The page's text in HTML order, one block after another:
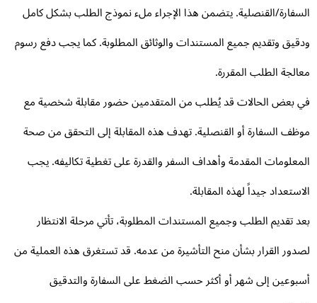
القنصلية. يتضمن هذا الإجراء ملء نموذج الطلب بشكل كامل
وتقديم جميع المستندات والوثائق المطلوبة. كما يجب دفع رسوم
الطلب المقررة.
بعض الحالات قد يُطلب من المتقدمين حضور مقابلة شخصية مع
السفارة أو القنصلية. تهدف هذه المقابلة إلى التحقق من صحة
المقدمة وأهداف السفر والقدرة على تغطية تكاليفه. يجب
جيداً لهذه المقابلة.
تقديم الطلب وجميع المستندات المطلوبة، تأتي مرحلة الانتظار
القرار بشأن منح التأشيرة من عدمه. قد تستغرق هذه العملية من
إلى شهر أو أكثر حسب الضغط على السفارة والتدقيق